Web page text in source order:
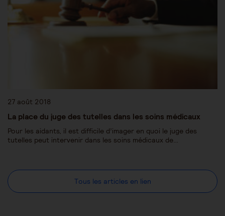
27 août 2018
La place du juge des tutelles dans les soins médicaux
Pour les aidants, il est difficile d’imager en quoi le juge des
tutelles peut intervenir dans les soins médicaux de…
Tous les articles en lien